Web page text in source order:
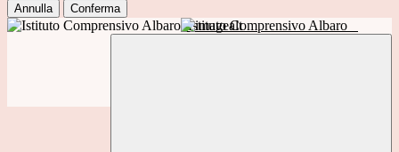
Annulla Conferma
Istituto Comprensivo Albaro